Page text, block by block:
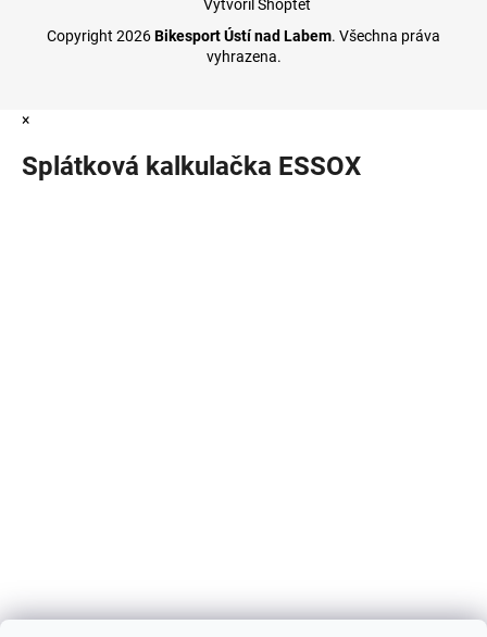
Vytvořil Shoptet
Copyright 2026Bikesport Ústí nad Labem. Všechna práva
vyhrazena.
×
Splátková kalkulačka ESSOX